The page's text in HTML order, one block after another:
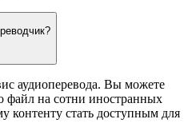
аудиоперевода. Вы можете
файл на сотни иностранных
контенту стать доступным для